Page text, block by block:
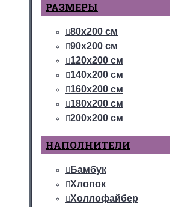
РАЗМЕРЫ
80х200 см
90х200 см
120х200 см
140х200 см
160х200 см
180х200 см
200х200 см
НАПОЛНИТЕЛИ
Бамбук
Хлопок
Холлофайбер